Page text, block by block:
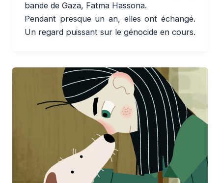
bande de Gaza, Fatma Hassona.
Pendant presque un an, elles ont échangé.
Un regard puissant sur le génocide en cours.